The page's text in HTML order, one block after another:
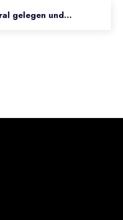
gelegen und in der Nähe